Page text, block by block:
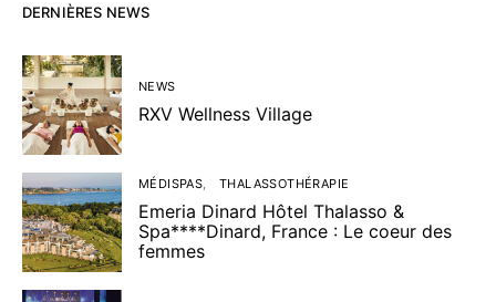
DERNIÈRES NEWS
NEWS
RXV Wellness Village
MÉDISPAS THALASSOTHÉRAPIE
Emeria Dinard Hôtel Thalasso &
Spa****Dinard, France : Le coeur des
femmes